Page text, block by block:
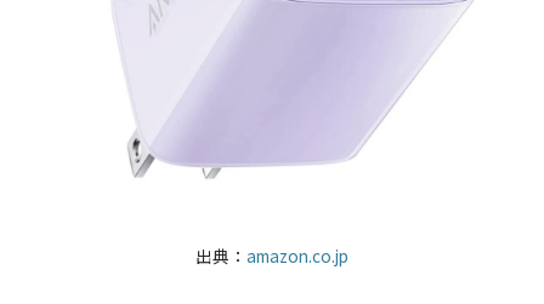
出典： amazon.co.jp